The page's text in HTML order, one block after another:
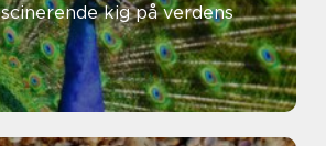
kig på verdens